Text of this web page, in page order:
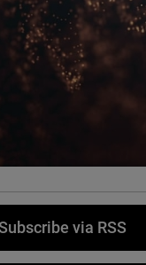
via RSS